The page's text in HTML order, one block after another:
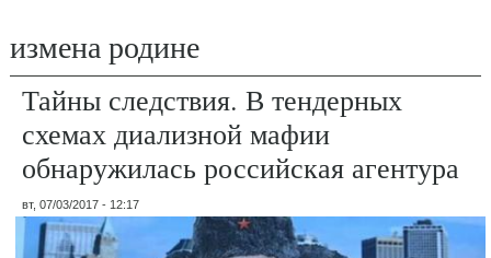
измена родине
Тайны следствия. В тендерных
схемах диализной мафии
обнаружилась российская агентура
вт, 07/03/2017 - 12:17